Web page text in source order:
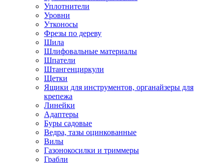
Уплотнители
Уровни
Утконосы
Фрезы по дереву
Шила
Шлифовальные материалы
Шпатели
Штангенциркули
Щетки
Ящики для инструментов, органайзеры для
крепежа
Линейки
Адаптеры
Буры садовые
Ведра, тазы оцинкованные
Вилы
Газонокосилки и триммеры
Грабли